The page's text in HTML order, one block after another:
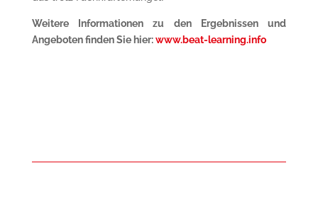
Weitere Informationen zu den Ergebnissen und
Angeboten finden Sie hier:www.beat-learning.info